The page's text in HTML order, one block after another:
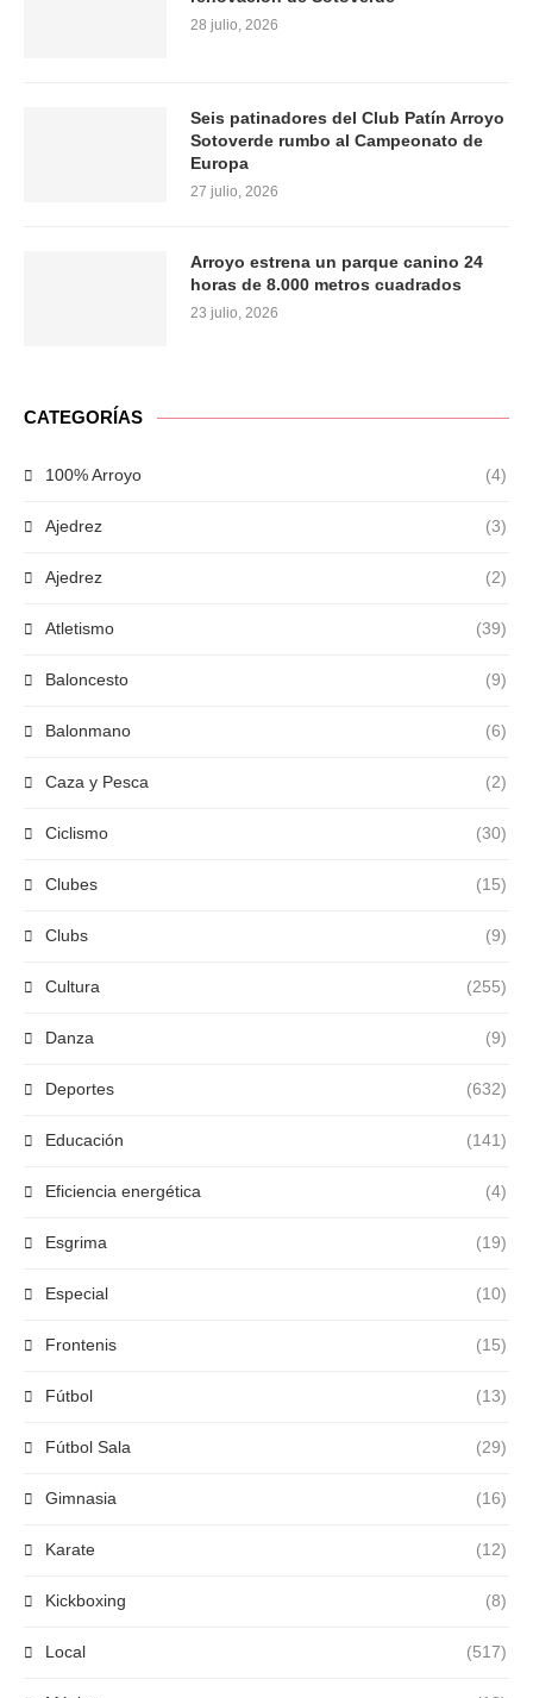
28 julio, 2026
Seis patinadores del Club Patín Arroyo
Sotoverde rumbo al Campeonato de
Europa
27 julio, 2026
Arroyo estrena un parque canino 24
horas de 8.000 metros cuadrados
23 julio, 2026
CATEGORÍAS
100% Arroyo (4)
Ajedrez (3)
Ajedrez (2)
Atletismo (39)
Baloncesto (9)
Balonmano (6)
Caza y Pesca (2)
Ciclismo (30)
Clubes (15)
Clubs (9)
Cultura (255)
Danza (9)
Deportes (632)
Educación (141)
Eficiencia energética (4)
Esgrima (19)
Especial (10)
Frontenis (15)
Fútbol (13)
Fútbol Sala (29)
Gimnasia (16)
Karate (12)
Kickboxing (8)
Local (517)